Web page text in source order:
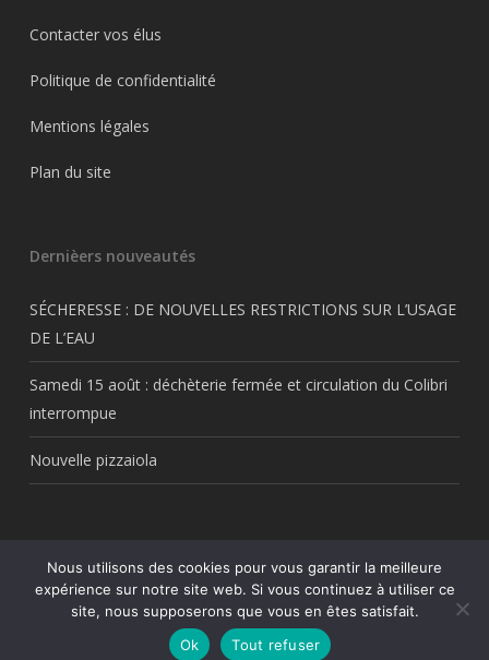
Contacter vos élus
Politique de confidentialité
Mentions légales
Plan du site
Dernièers nouveautés
SÉCHERESSE : DE NOUVELLES RESTRICTIONS SUR L’USAGE
DE L’EAU
Samedi 15 août : déchèterie fermée et circulation du Colibri
interrompue
Nouvelle pizzaiola
© 2026 Thil.fr. Tous droits réservés Thil.fr. Une créationMy Freelance
Rocks
Nous utilisons des cookies pour vous garantir la meilleure
expérience sur notre site web. Si vous continuez à utiliser ce
site, nous supposerons que vous en êtes satisfait.
Ok
Tout refuser